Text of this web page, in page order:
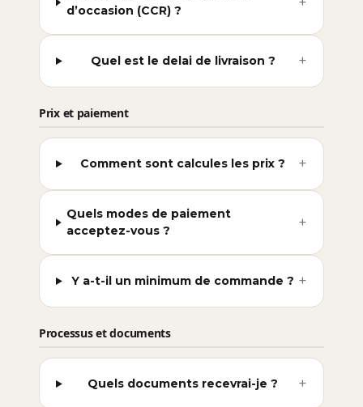
d’occasion (CCR) ?
Quel est le delai de livraison ? +
Prix et paiement
Comment sont calcules les prix ? +
Quels modes de paiement
acceptez-vous ?
+
Y a-t-il un minimum de commande ? +
Processus et documents
Quels documents recevrai-je ? +